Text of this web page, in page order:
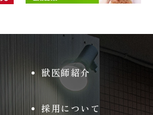
獣医師紹介
採用について